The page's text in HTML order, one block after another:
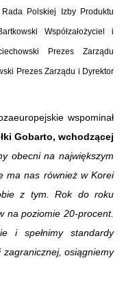
Polskiej Izby Produktu
Współzałożyciel i
Prezes Zarządu
Prezes Zarządu i Dyrektor
wspominał
Gobarto, wchodzącej
obecni na największym
ma nas również w Korei
z tym. Rok do roku
na poziomie 20-procent.
i spełnimy standardy
osiągniemy